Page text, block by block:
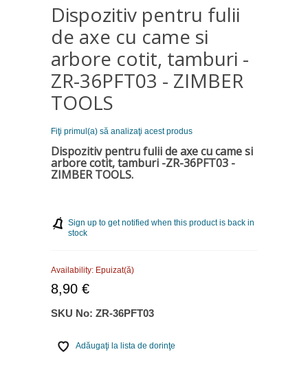
Dispozitiv pentru fulii
de axe cu came si
arbore cotit, tamburi -
ZR-36PFT03 - ZIMBER
TOOLS
Fiţi primul(a) să analizaţi acest produs
Dispozitiv pentru fulii de axe cu came si
arbore cotit, tamburi -ZR-36PFT03 -
ZIMBER TOOLS.
Sign up to get notified when this product is back in
stock
Availability: Epuizat(ă)
8,90 €
SKU No: ZR-36PFT03
Adăugaţi la lista de dorinţe